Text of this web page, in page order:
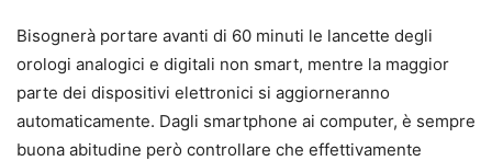
Bisognerà portare avanti di 60 minuti le lancette degli
orologi analogici e digitali non smart, mentre la maggior
parte dei dispositivi elettronici si aggiorneranno
automaticamente. Dagli smartphone ai computer, è sempre
buona abitudine però controllare che effettivamente